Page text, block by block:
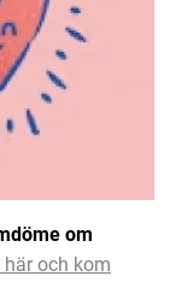
om
här och kom